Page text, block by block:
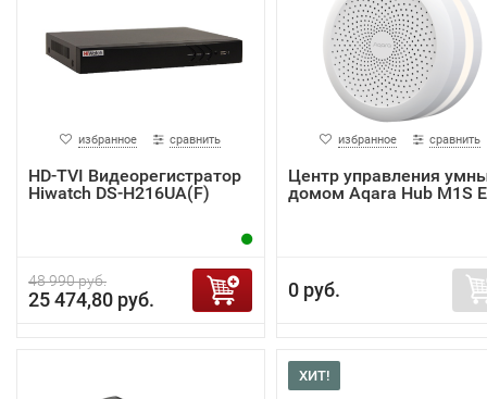
избранное сравнить
HD-TVI Видеорегистратор
Hiwatch DS-H216UA(F)
48 990 руб.
25 474,80 руб.
избранное сравнить
Центр управления
домом Aqara Hub M1S
0 руб.
ХИТ!